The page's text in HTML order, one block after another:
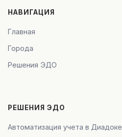
НАВИГАЦИЯ
Главная
Города
Решения ЭДО
РЕШЕНИЯ ЭДО
Автоматизация учета в Диадоке